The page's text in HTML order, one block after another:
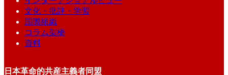
文化・批評・学習
国際組織
コラム架橋
資料
日本革命的共産主義者同盟